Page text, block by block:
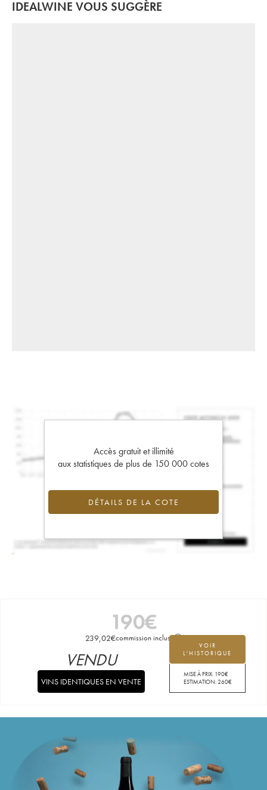
IDEALWINE VOUS SUGGÈRE
Accès gratuit et illimité
aux statistiques de plus de 150 000 cotes
DÉTAILS DE LA COTE
190€
239,02€commission incluse
VOIR
L'HISTORIQUE
MISE À PRIX: 190€
ESTIMATION:260€
VENDU
VINS IDENTIQUES EN VENTE